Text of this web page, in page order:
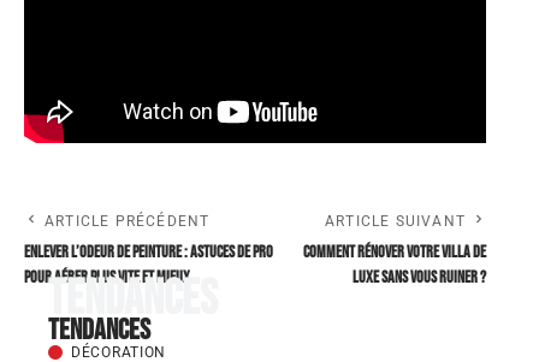
ARTICLE PRÉCÉDENT
Enlever l’odeur de peinture : astuces de pro
pour aérer plus vite et mieux
ARTICLE SUIVANT
Comment rénover votre villa de
luxe sans vous ruiner ?
Tendances
Tendances
DÉCORATION